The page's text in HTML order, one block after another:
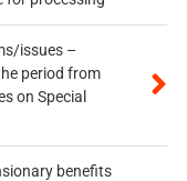
issues –
period from
on Special
benefits